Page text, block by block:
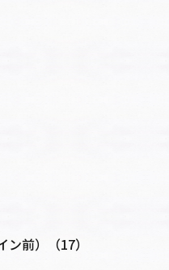
前）（17）